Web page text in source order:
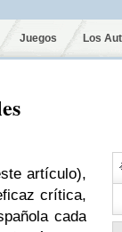
Juegos Los
artículo),
crítica,
cada